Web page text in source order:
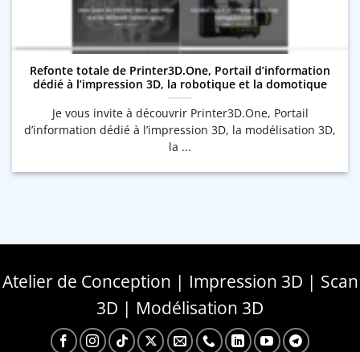
Refonte totale de Printer3D.One, Portail d’information
dédié à l’impression 3D, la robotique et la domotique
Je vous invite à découvrir Printer3D.One, Portail
d’information dédié à l’impression 3D, la modélisation 3D,
la ...
Atelier de Conception | Impression 3D | Scan
3D | Modélisation 3D